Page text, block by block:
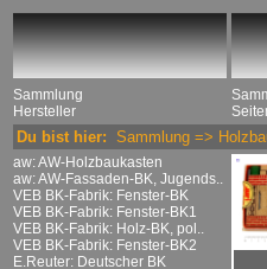
Sammlung
Hersteller
Du bist hier: Sammlung =>
aw: AW-Holzbaukasten
aw: AW-Fassaden-BK, Jugends..
VEB BK-Fabrik: Fenster-BK
VEB BK-Fabrik: Fenster-BK1
VEB BK-Fabrik: Holz-BK, pol..
VEB BK-Fabrik: Fenster-BK2
E.Reuter: Deutscher BK